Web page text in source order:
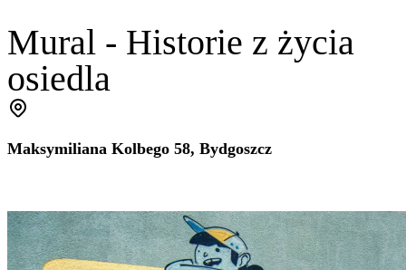
Mural - Historie z życia
osiedla
Maksymiliana Kolbego 58, Bydgoszcz